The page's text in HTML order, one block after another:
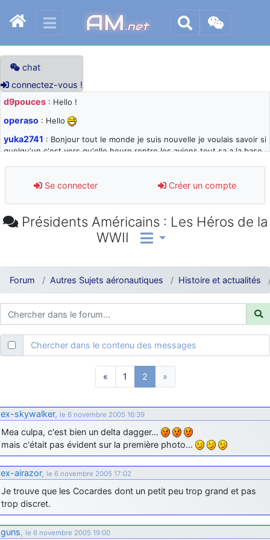
AM.net
chat
connectez-vous !
d9pouces : Hello !
operaso : Hello
yuka2741 : Bonjour tout le monde je suis nouvelle je voulais savoir si
quelqu'un c'est vers qu'elle heure rentre les avions tout sa a la base
d9pouces: désolé pour les quelques blocages du site ces derniers
jours : je teste des méthodes contre le spam et les bots trop nocifs
paxwax : Super, la nouvelle bannière
d9pouces : ouakamois > si tu parles du sujet sur l'Armée de l'Air,
moi et quelques avions n'ont pas les mêmes noms qu'aujourd'hui
ouakamois
quelques images du Pays Basque vous auront plu ; Agur…
: Je me rattraperai à la Ferté samedi
: Malheureusement nonun peu trop loin pour moi !
fox_50: Bonjour, certains parmis vous étaient-ils présent au
meeting de Lann Bihoué de 2026 ?
cachée dans les pins: Coucou et excellente année 2026 à tous et
au site!
jericho: Bonne année et tous mes meilleurs voeux à tous pour
2026 !
little boy : je vous souhaite un bon réveillon pour cette nouvelle
année!
jericho: Merci D9pouces, à mon tour de souhaiter un Joyeux Noël
Se connecter Créer un compte
Présidents Américains : Les Héros de la
WWII
Forum Autres Sujets aéronautiques Histoire et actualités
Chercher dans le contenu des messages
« 1 2 »
ex-skywalker, le 6 novembre 2005 16:39
Mea culpa, c'est bien un delta dagger…
mais c'était pas évident sur la première photo…
ex-airazor, le 6 novembre 2005 17:02
Je trouve que les Cocardes dont un petit peu trop grand et pas
trop discret.
guns, le 6 novembre 2005 19:00